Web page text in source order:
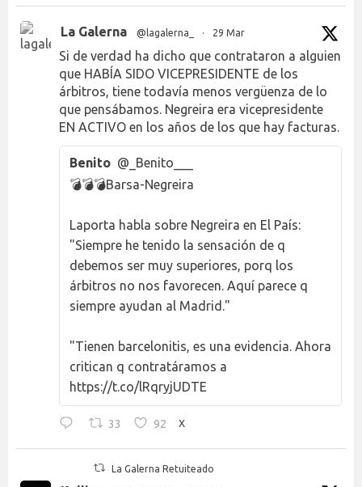
La Galerna @lagalerna_ · 29 Mar
Si de verdad ha dicho que contrataron a alguien
que HABÍA SIDO VICEPRESIDENTE de los
árbitros, tiene todavía menos vergüenza de lo
que pensábamos. Negreira era vicepresidente
EN ACTIVO en los años de los que hay facturas.
Benito @_Benito___
💣💣💣Barsa-Negreira
Laporta habla sobre Negreira en El País:
"Siempre he tenido la sensación de q
debemos ser muy superiores, porq los
árbitros no nos favorecen. Aquí parece q
siempre ayudan al Madrid."
"Tienen barcelonitis, es una evidencia. Ahora
critican q contratáramos a
https://t.co/lRqryjUDTE
33 92 X
La Galerna Retuiteado